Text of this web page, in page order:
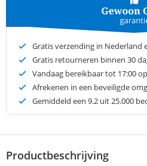
Gratis verzending in Nederland
Gratis retourneren binnen 30
Vandaag bereikbaar tot 17:00
Afrekenen in een beveiligde
Gemiddeld een 9.2 uit 25.000
Productbeschrijving